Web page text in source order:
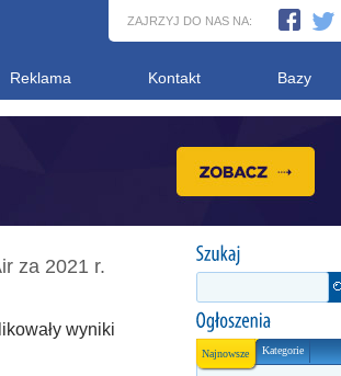
ZAJRZYJ DO NAS NA:
Reklama Kontakt Bazy
Najnowsze Kategorie
za 2021 r.
wyniki